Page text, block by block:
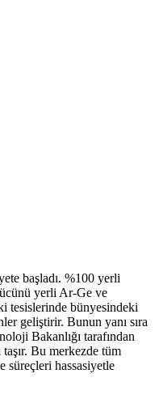
başladı. %100 yerli
yerli Ar-Ge ve
tesislerinde bünyesindeki
geliştirir. Bunun yanı sıra
Bakanlığı tarafından
Bu merkezde tüm
süreçleri hassasiyetle